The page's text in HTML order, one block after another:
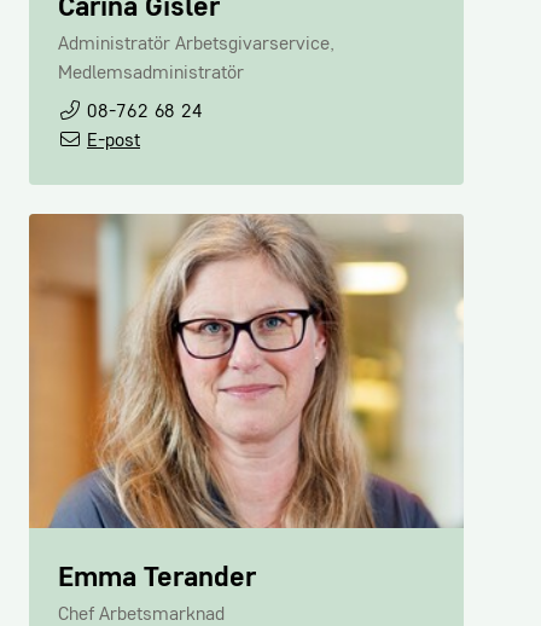
Kristine Wiklund
Expert Arbetsmarknad och
Kompetensförsörjning
08-762 72 38
E-post
Carina Gisler
Administratör Arbetsgivarservice,
Medlemsadministratör
08-762 68 24
E-post
Emma Terander
Chef Arbetsmarknad